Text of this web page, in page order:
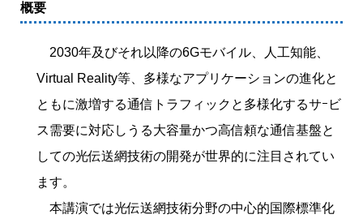
概要
2030年及びそれ以降の6Gモバイル、人工知能、
Virtual Reality等、多様なアプリケーションの進化と
ともに激増する通信トラフィックと多様化するサｰビ
ス需要に対応しうる大容量かつ高信頼な通信基盤と
しての光伝送網技術の開発が世界的に注目されてい
ます。
本講演では光伝送網技術分野の中心的国際標準化